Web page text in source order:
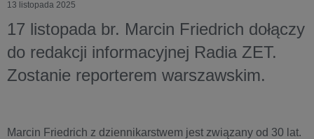
13 listopada 2025
17 listopada br. Marcin Friedrich dołączy
do redakcji informacyjnej Radia ZET.
Zostanie reporterem warszawskim.
Marcin Friedrich z dziennikarstwem jest związany od 30 lat.